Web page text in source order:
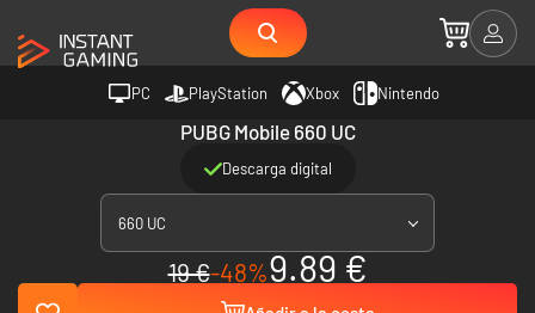
PC PlayStation Xbox Nintendo
PUBG Mobile 660 UC
Descarga digital
660 UC
19 €-48%9.89 €